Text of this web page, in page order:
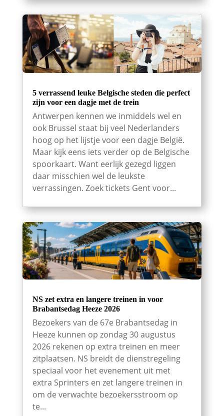
5 verrassend leuke Belgische steden die perfect
zijn voor een dagje met de trein
Antwerpen kennen we inmiddels wel en
ook Brussel staat bij veel Nederlanders
hoog op het lijstje voor een dagje België.
Maar kijk eens iets verder op de Belgische
spoorkaart. Want eerlijk gezegd liggen
daar misschien wel de leukste
verrassingen. Zoek tickets Gent voor...
NS zet extra en langere treinen in voor
Brabantsedag Heeze 2026
Bezoekers van de 67e Brabantsedag in
Heeze kunnen op zondag 30 augustus
2026 rekenen op extra treinen en meer
zitplaatsen. NS breidt de dienstregeling
speciaal voor het evenement uit met
extra Sprinters en zet langere treinen in
om de verwachte bezoekersstroom op
te...